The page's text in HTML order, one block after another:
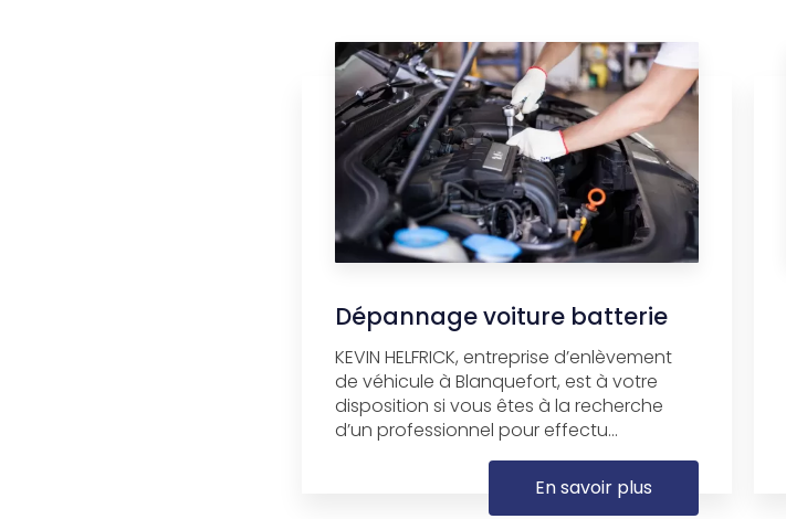
Dépannage voiture batterie
KEVIN HELFRICK, entreprise d’enlèvement
de véhicule à Blanquefort, est à votre
disposition si vous êtes à la recherche
d’un professionnel pour effectu...
En savoir plus